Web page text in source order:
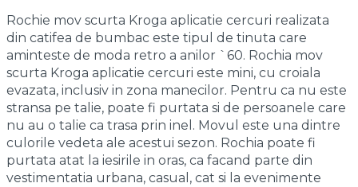
Rochie mov scurta Kroga aplicatie cercuri realizata
din catifea de bumbac este tipul de tinuta care
aminteste de moda retro a anilor `60. Rochia mov
scurta Kroga aplicatie cercuri este mini, cu croiala
evazata, inclusiv in zona manecilor. Pentru ca nu este
stransa pe talie, poate fi purtata si de persoanele care
nu au o talie ca trasa prin inel. Movul este una dintre
culorile vedeta ale acestui sezon. Rochia poate fi
purtata atat la iesirile in oras, ca facand parte din
vestimentatia urbana, casual, cat si la evenimente